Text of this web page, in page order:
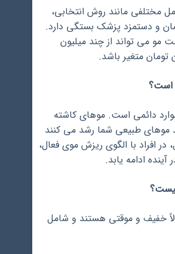
مختلفی مانند روش انتخابی،
و دستمزد پزشک بستگی دارد.
مو می تواند از چند میلیون
تومان متغیر باشد.
دائمی است. موهای کاشته
موهای طبیعی شما رشد می کنند
در افراد با الگوی ریزش موی فعال،
ادامه یابد.
خفیف و موقتی هستند و شامل